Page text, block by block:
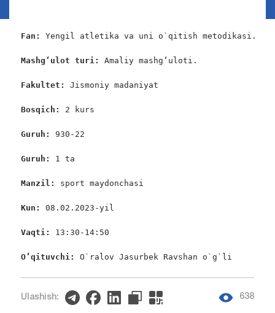
Fan: Yengil atletika va uni o`qitish metodikasi.
Mashg‘ulot turi: Amaliy mashg‘uloti.
Fakultet: Jismoniy madaniyat
Bosqich: 2 kurs
Guruh: 930-22
Guruh: 1 ta
Manzil: sport maydonchasi
Kun: 08.02.2023-yil
Vaqti: 13:30-14:50
O’qituvchi: O`ralov Jasurbek Ravshan o`g`li
Ulashish: 638